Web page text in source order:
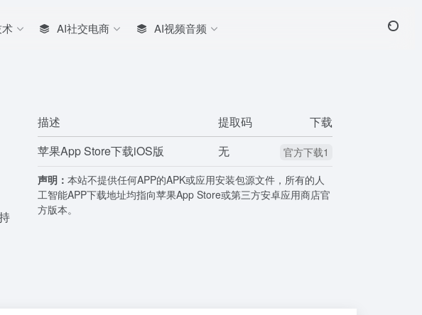
AI社交电商 AI视频音频
描述 提取码
下载
苹果App Store下载iOS版
无
官方下载1
声明： 本站不提供任何APP的APK或应用安装包源文件，所有的人
工智能APP下载地址均指向苹果App Store或第三方安卓应用商店官
方版本。